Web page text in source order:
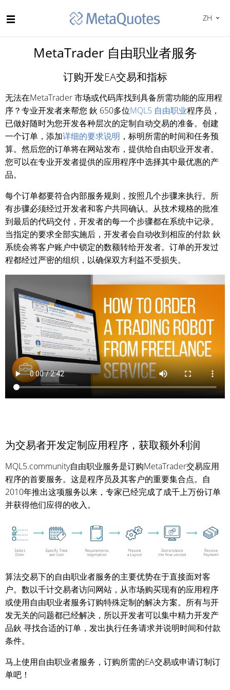
ZH
MetaTrader 自由职业者服务
订购开发EA交易和指标
无法在MetaTrader 市场或代码库找到具备所需功能的应用程
序？专业开发者来帮您 鈥 650多位MQL5 自由职业程序员，
已做好随时为您开发各种层次的定制自动交易的准备。创建
一个订单，添加详细的要求说明 ，标明所需的时间和任务预
算。然后您的订单将在网站发布，提供给自由职业开发者。
您可以在专业开发者提供的应用程序中选择其中最优惠的产
品。
每个订单都要符合内部服务规则，按照几个步骤来执行。所
有步骤必须经过开发者和客户共同确认。从技术规格的批准
到最后的代码交付，开发者的每一个步骤都在系统中记录。
当指定的要求全部实施后，开发者会自动收到相应的付款 鈥
系统会将客户账户中锁定的数额转给开发者。订单的开发过
程都经过严密的组织，以确保双方利益不受损失。
为交易者开发定制应用程序，获取额外利润
MQL5.community自由职业服务是订购MetaTrader交易应用
程序的首要服务。这是程序员及其客户的重要集合点。自
2010年推出这项服务以来，专家已经完成了成千上万份订单
并获得他们应得的收入。
算法交易下的自由职业者服务的主要优势在于直接面对客
户。数以千计交易者访问网站，从市场购买现有的应用程序
或使用自由职业者服务订购特殊定制的解决方案。所有与开
发无关的问题都已经解决，所以开发者可以集中精力开发产
品鈥 寻找合适的订单，发出执行任务请求并说明时间和付款
条件。
马上使用自由职业者服务，订购所需的EA交易或申请订制订
单吧！